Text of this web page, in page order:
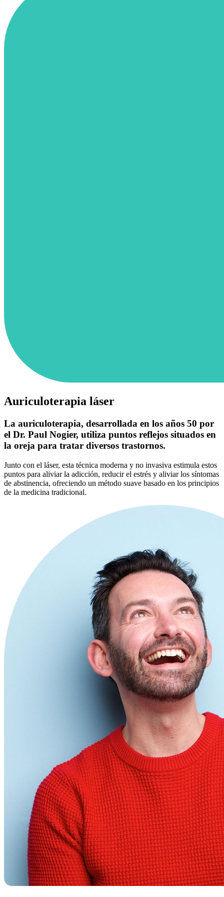
Auriculoterapia láser
La auriculoterapia, desarrollada en los años 50 por
el Dr. Paul Nogier, utiliza puntos reflejos situados en
la oreja para tratar diversos trastornos.
Junto con el láser, esta técnica moderna y no invasiva estimula estos
puntos para aliviar la adicción, reducir el estrés y aliviar los síntomas
de abstinencia, ofreciendo un método suave basado en los principios
de la medicina tradicional.